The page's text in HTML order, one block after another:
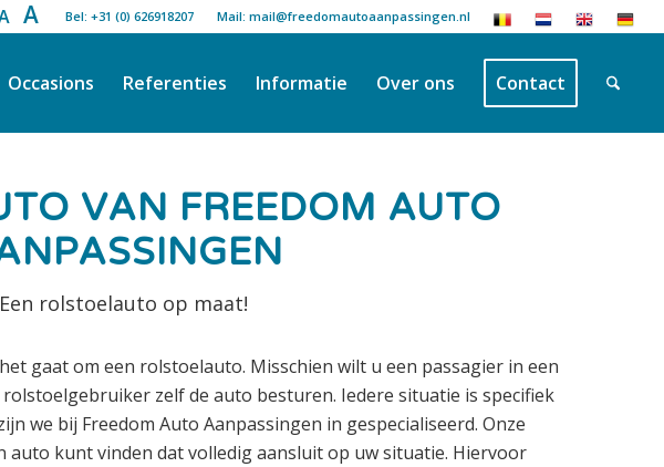
Bel: +31 (0) 626918207 Mail: mail@freedomautoaanpassingen.nl
A
Occasions Referenties Informatie Over ons Contact
VAN FREEDOM AUTO
Een rolstoelauto op maat!
gaat om een rolstoelauto. Misschien wilt u een passagier in een
zelf de auto besturen. Iedere situatie is specifiek
we bij Freedom Auto Aanpassingen in gespecialiseerd. Onze
auto kunt vinden dat volledig aansluit op uw situatie. Hiervoor